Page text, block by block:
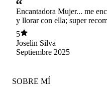
Encantadora Mujer... me
y llorar con ella; super
una profesional que escucha
entrega Tips y consejos, por
muy acogido en la sección y
vernos pronto.
5
Joselin Silva
Septiembre 2025
SOBRE MÍ